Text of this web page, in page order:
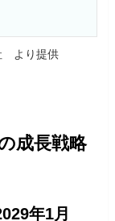
より提供
成長戦略
年1月